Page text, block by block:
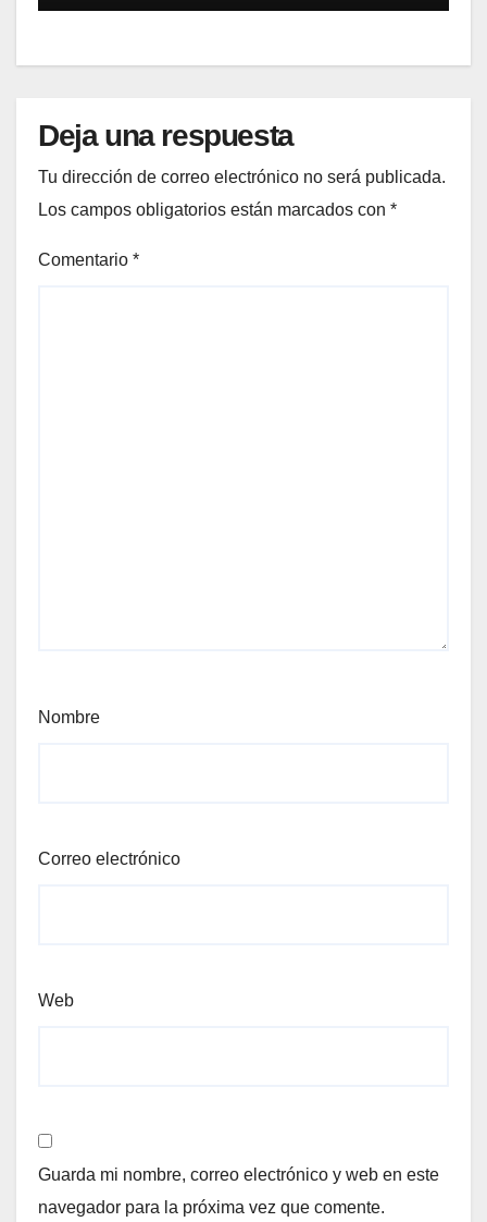
Deja una respuesta
Tu dirección de correo electrónico no será publicada.
Los campos obligatorios están marcados con *
Comentario *
Nombre
Correo electrónico
Web
Guarda mi nombre, correo electrónico y web en este
navegador para la próxima vez que comente.